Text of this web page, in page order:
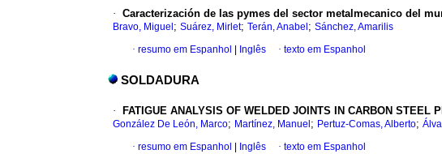
· Caracterización de las pymes del sector metalmecanico del
Bravo, Miguel ; Suárez, Mirlet; Terán, Anabel ; Sánchez, Amarilis
· resumo em Espanhol Inglês · texto em Espanhol
SOLDADURA
· FATIGUE ANALYSIS OF WELDED JOINTS IN CARBON STEEL
González De León, Marco; Martínez, Manuel ; Pertuz-Comas, Alberto;
· resumo em Espanhol Inglês · texto em Espanhol